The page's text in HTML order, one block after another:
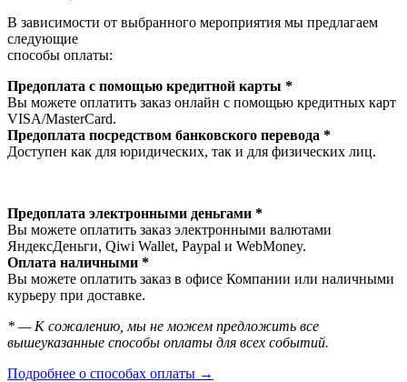
В зависимости от выбранного мероприятия мы предлагаем
следующие
способы оплаты:
Предоплата с помощью кредитной карты *
Вы можете оплатить заказ онлайн с помощью кредитных карт
VISA/MasterСard.
Предоплата посредством банковского перевода *
Доступен как для юридических, так и для физических лиц.
Предоплата электронными деньгами *
Вы можете оплатить заказ электронными валютами
ЯндексДеньги, Qiwi Wallet, Paypal и WebMoney.
Оплата наличными *
Вы можете оплатить заказ в офисе Компании или наличными
курьеру при доставке.
* — К сожалению, мы не можем предложить все
вышеуказанные способы оплаты для всех событий.
Подробнее о способах оплаты →